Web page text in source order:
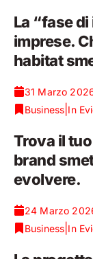
La “fase
imprese.
habitat
31 Marzo
Business In
Trova il
brand
evolvere.
24 Marzo
Business In